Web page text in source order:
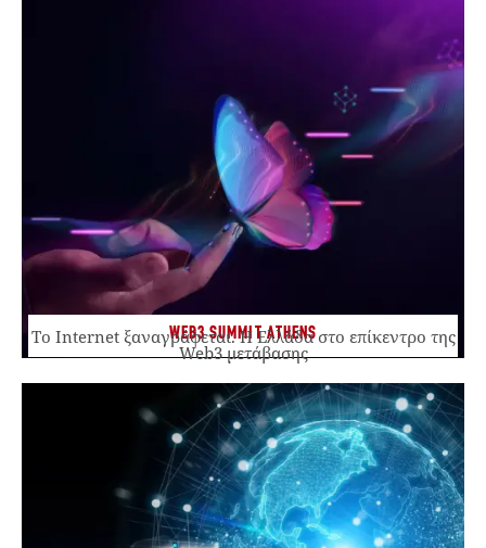
WEB3 SUMMIT ATHENS
Το Internet ξαναγράφεται. Η Ελλάδα στο επίκεντρο της
Web3 μετάβασης